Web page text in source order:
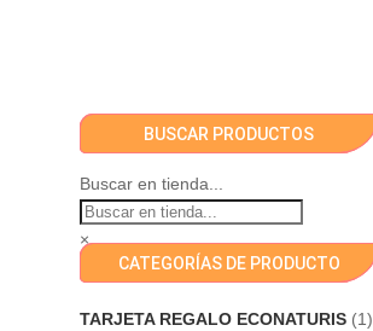
BUSCAR PRODUCTOS
Buscar en tienda...
×
CATEGORÍAS DE PRODUCTO
TARJETA REGALO ECONATURIS (1)